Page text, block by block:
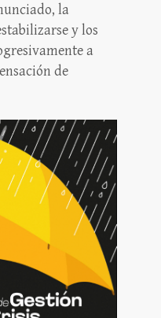
la
y los
a
de